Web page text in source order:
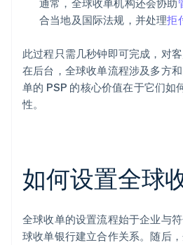
通常，全球收单机构还会协助
合当地及国际法规，并处理拒
此过程只需几秒钟即可完成，对
在后台，全球收单流程涉及多方
单的 PSP 的核心价值在于它们如
性。
如何设置全球
全球收单的设置流程始于企业与
球收单银行建立合作关系。随后